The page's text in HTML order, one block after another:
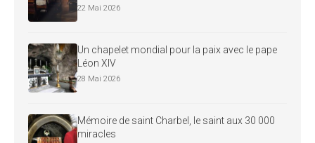
22 Mai 2026
Un chapelet mondial pour la paix avec le pape
Léon XIV
28 Mai 2026
Mémoire de saint Charbel, le saint aux 30 000
miracles